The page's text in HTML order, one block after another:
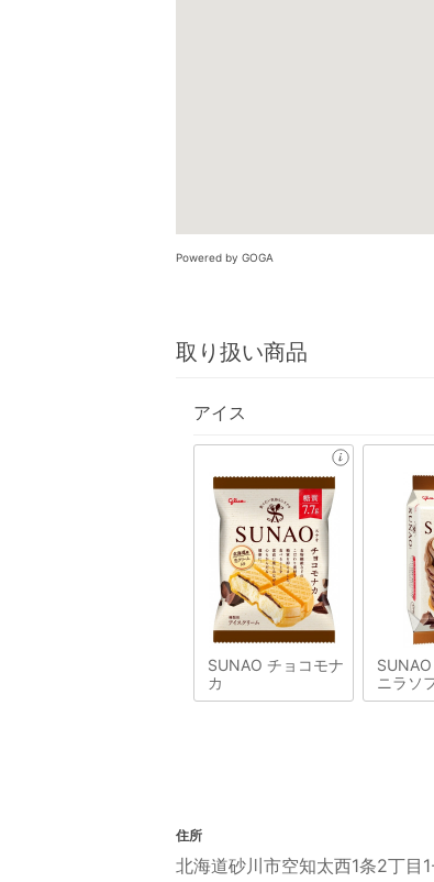
Powered by GOGA
取り扱い商品
アイス
SUNAO チョコモナ
カ
ニラソ
住所
北海道砂川市空知太西1条2丁目